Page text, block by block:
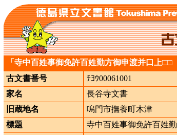
「寺中百姓事御免許百姓勤方御申渡并口上
古文書番号
ﾁﾖｳ00061001
家名
長谷寺文書
旧蔵地名
鳴門市撫養町木津
標題
寺中百姓事御免許百姓